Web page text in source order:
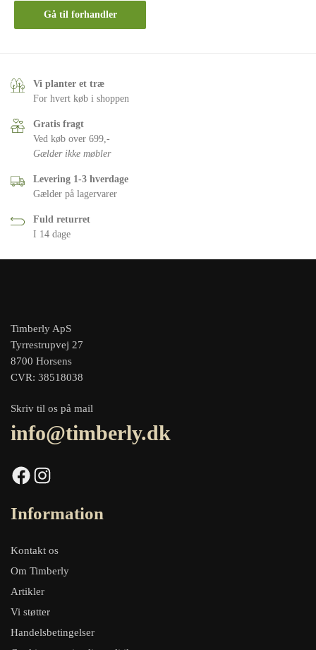
Gå til forhandler
Vi planter et træ
For hvert køb i shoppen
Gratis fragt
Ved køb over 699,-
Gælder ikke møbler
Levering 1-3 hverdage
Gælder på lagervarer
Fuld returret
I 14 dage
Timberly ApS
Tyrrestrupvej 27
8700 Horsens
CVR: 38518038
Skriv til os på mail
info@timberly.dk
Facebook Instagram
Information
Kontakt os
Om Timberly
Artikler
Vi støtter
Handelsbetingelser